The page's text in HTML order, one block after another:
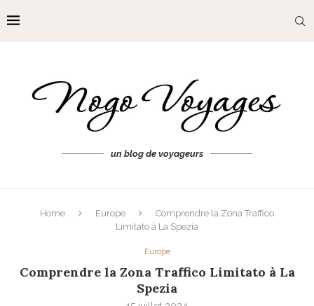
un blog de voyageurs
Home Europe
Comprendre la Zona Traffico
Limitato à La Spezia
Europe
Comprendre la Zona Traffico Limitato à La
Spezia